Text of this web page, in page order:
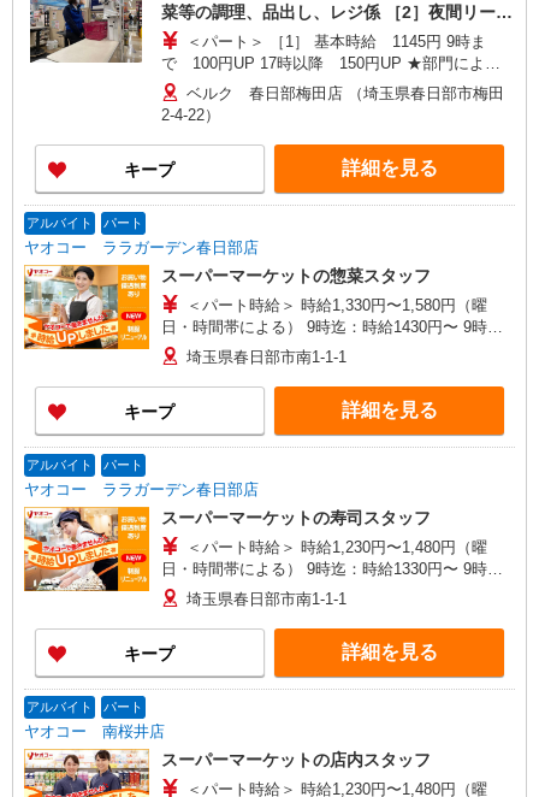
菜等の調理、品出し、レジ係 ［2］夜間リーダ
ー（店舗管理） ＜学生アルバイト＞ レジ係
＜パート＞ ［1］ 基本時給 1145円 9時ま
で 100円UP 17時以降 150円UP ★部門により
別途手当がつく場合あり ［2］ 9時〜17時 基本
時給1440円 17時〜22時 時給1590円（一律夜間
手当含む） ＜学生アルバイト＞ 17時まで 基本
時給1145円 17時以降 時給1195円（一律夜間手
当含む） ※22時以降は18歳以上（高校生不可）
※22時以降 基本時給より25％UP ★評価制度で
UP！ 上記時間帯は募集時間ではありません。募
集時間は勤務時間・曜日欄でご確認ください。
ベルク 春日部梅田店 （埼玉県春日部市梅田
2-4-22）
キープ 詳細を見る
アルバイト パート
ヤオコー ララガーデン春日部店
スーパーマーケットの惣菜スタッフ
＜パート時給＞ 時給1,330円〜1,580円（曜
日・時間帯による） 9時迄：時給1430円〜 9時以
降：時給1330円〜 16時以降：時給1480円〜 ★土
曜＋100円 ★日・祝＋100円 ※アルバイトさんの
時給や募集内容はお問い合わせください
埼玉県春日部市南1-1-1
キープ 詳細を見る
アルバイト パート
ヤオコー ララガーデン春日部店
スーパーマーケットの寿司スタッフ
＜パート時給＞ 時給1,230円〜1,480円（曜
日・時間帯による） 9時迄：時給1330円〜 9時以
降：時給1230円〜 16時以降：時給1380円〜 ★土
曜＋100円 ★日・祝＋100円 ※アルバイトさんの
時給や募集内容はお問い合わせください
埼玉県春日部市南1-1-1
キープ 詳細を見る
アルバイト パート
ヤオコー 南桜井店
スーパーマーケットの店内スタッフ
＜パート時給＞ 時給1,230円〜1,480円（曜